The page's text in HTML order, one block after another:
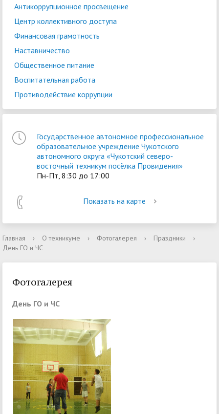
Антикоррупционное просвещение
Центр коллективного доступа
Финансовая грамотность
Наставничество
Общественное питание
Воспитательная работа
Противодействие коррупции
Государственное автономное профессиональное
образовательное учреждение Чукотского
автономного округа «Чукотский северо-
восточный техникум посёлка Провидения»
Пн-Пт, 8:30 до 17:00
Показать на карте
Главная › О техникуме › Фотогалерея › Праздники
›
День ГО и ЧС
Фотогалерея
День ГО и ЧС